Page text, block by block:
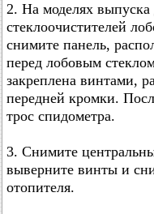
2. На моделях выпуска
стеклоочистителей
снимите панель,
перед лобовым
закреплена винтами,
передней кромки.
трос спидометра.
3. Снимите
выверните винты и
отопителя.